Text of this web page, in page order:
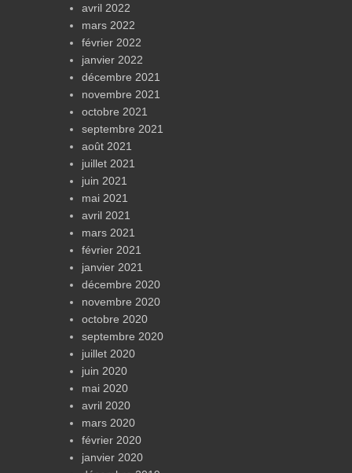
avril 2022
mars 2022
février 2022
janvier 2022
décembre 2021
novembre 2021
octobre 2021
septembre 2021
août 2021
juillet 2021
juin 2021
mai 2021
avril 2021
mars 2021
février 2021
janvier 2021
décembre 2020
novembre 2020
octobre 2020
septembre 2020
juillet 2020
juin 2020
mai 2020
avril 2020
mars 2020
février 2020
janvier 2020